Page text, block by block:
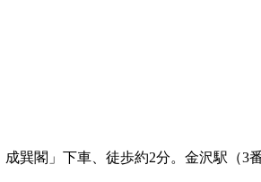
巽閣」下車、徒歩約2分。金沢駅（